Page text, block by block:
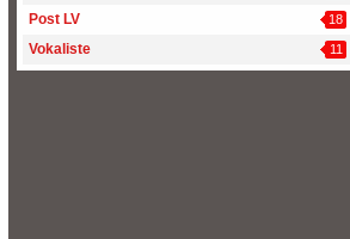
Post LV 18
Vokaliste 11